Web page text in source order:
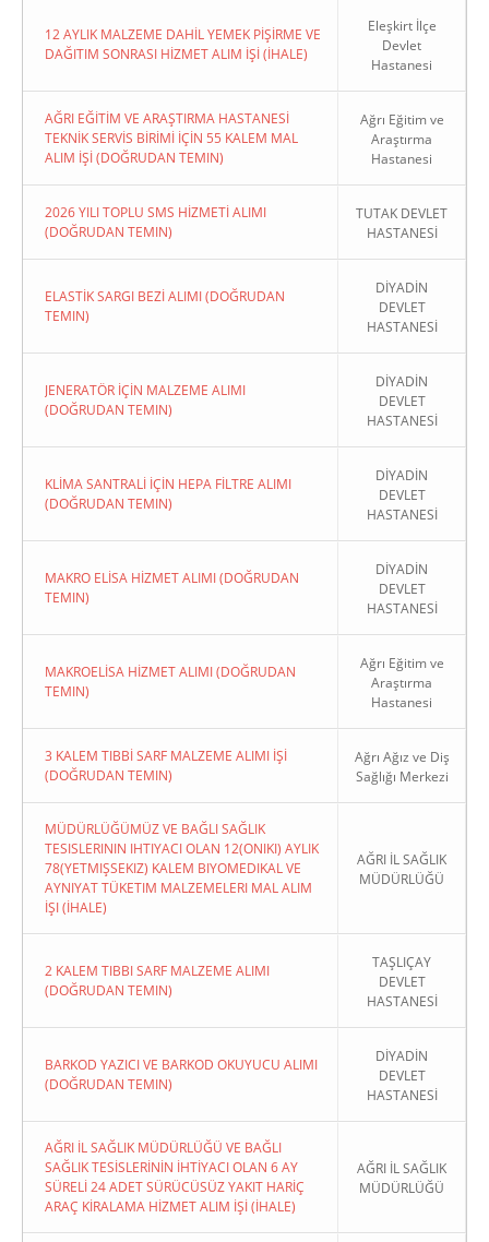
12 AYLIK MALZEME DAHİL YEMEK PİŞİRME VE
DAĞITIM SONRASI HİZMET ALIM İŞİ (İHALE)
Eleşkirt İlçe
Devlet
Hastanesi
AĞRI EĞİTİM VE ARAŞTIRMA HASTANESİ
TEKNİK SERVİS BİRİMİ İÇİN 55 KALEM MAL
ALIM İŞİ (DOĞRUDAN TEMIN)
Ağrı Eğitim ve
Araştırma
Hastanesi
2026 YILI TOPLU SMS HİZMETİ ALIMI
(DOĞRUDAN TEMIN)
TUTAK DEVLET
HASTANESİ
ELASTİK SARGI BEZİ ALIMI (DOĞRUDAN
TEMIN)
DİYADİN
DEVLET
HASTANESİ
JENERATÖR İÇİN MALZEME ALIMI
(DOĞRUDAN TEMIN)
DİYADİN
DEVLET
HASTANESİ
KLİMA SANTRALİ İÇİN HEPA FİLTRE ALIMI
(DOĞRUDAN TEMIN)
DİYADİN
DEVLET
HASTANESİ
MAKRO ELİSA HİZMET ALIMI (DOĞRUDAN
TEMIN)
DİYADİN
DEVLET
HASTANESİ
MAKROELİSA HİZMET ALIMI (DOĞRUDAN
TEMIN)
Ağrı Eğitim ve
Araştırma
Hastanesi
3 KALEM TIBBİ SARF MALZEME ALIMI İŞİ
(DOĞRUDAN TEMIN)
Ağrı Ağız ve Diş
Sağlığı Merkezi
MÜDÜRLÜĞÜMÜZ VE BAĞLI SAĞLIK
TESISLERININ IHTIYACI OLAN 12(ONIKI) AYLIK
78(YETMIŞSEKIZ) KALEM BIYOMEDIKAL VE
AYNIYAT TÜKETIM MALZEMELERI MAL ALIM
İŞI (İHALE)
AĞRI İL SAĞLIK
MÜDÜRLÜĞÜ
2 KALEM TIBBI SARF MALZEME ALIMI
(DOĞRUDAN TEMIN)
TAŞLIÇAY
DEVLET
HASTANESİ
BARKOD YAZICI VE BARKOD OKUYUCU ALIMI
(DOĞRUDAN TEMIN)
DİYADİN
DEVLET
HASTANESİ
AĞRI İL SAĞLIK MÜDÜRLÜĞÜ VE BAĞLI
SAĞLIK TESİSLERİNİN İHTİYACI OLAN 6 AY
SÜRELİ 24 ADET SÜRÜCÜSÜZ YAKIT HARİÇ
ARAÇ KİRALAMA HİZMET ALIM İŞİ (İHALE)
AĞRI İL SAĞLIK
MÜDÜRLÜĞÜ